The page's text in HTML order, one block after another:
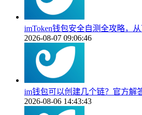
imToken钱包安全自测全攻略，
2026-08-07 09:06:46
im钱包可以创建几个链？官方解
2026-08-06 14:43:43